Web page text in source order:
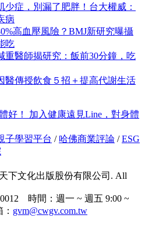
症，別漏了肥胖！台大權威：
病
高血壓風險？BMJ新研究曝攝
吃
重醫師揭研究：飯前30分鐘，吃
醫傳授飲食５招＋提高代謝生活
加入健康遠見Line，對身體
子學習平台 / 哈佛商業評論 /ESG
下文化出版股份有限公司. All
時間：週一 ~ 週五 9:00 ~
gvm@cwgv.com.tw